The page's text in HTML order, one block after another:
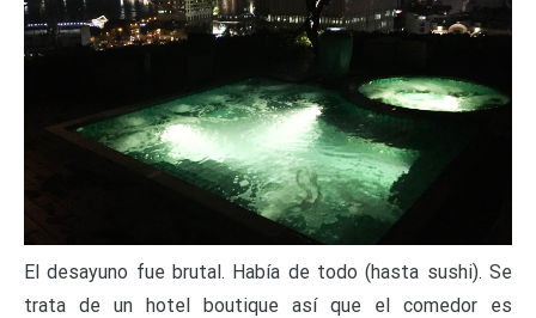
El desayuno fue brutal. Había de todo (hasta sushi). Se
trata de un hotel boutique así que el comedor es